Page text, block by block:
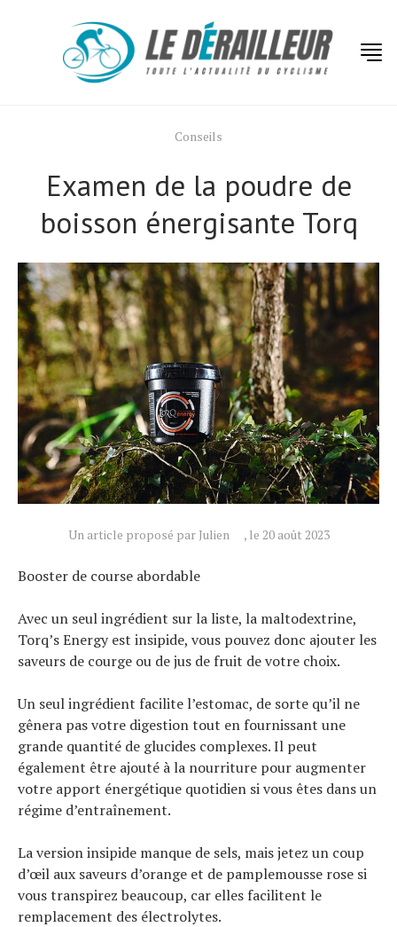
Conseils
Examen de la poudre de
boisson énergisante Torq
Un article proposé par Julien , le 20 août 2023
Booster de course abordable
Avec un seul ingrédient sur la liste, la maltodextrine,
Torq’s Energy est insipide, vous pouvez donc ajouter les
saveurs de courge ou de jus de fruit de votre choix.
Un seul ingrédient facilite l’estomac, de sorte qu’il ne
gênera pas votre digestion tout en fournissant une
grande quantité de glucides complexes. Il peut
également être ajouté à la nourriture pour augmenter
votre apport énergétique quotidien si vous êtes dans un
régime d’entraînement.
La version insipide manque de sels, mais jetez un coup
d’œil aux saveurs d’orange et de pamplemousse rose si
vous transpirez beaucoup, car elles facilitent le
remplacement des électrolytes.
Actualités
Technologies
Tests de produits
Conseils
Tendances
Tous nos articles
À propos